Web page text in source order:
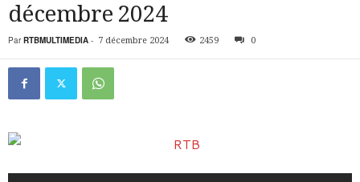
décembre 2024
Par RTBMULTIMEDIA - 7 décembre 2024 2459 0